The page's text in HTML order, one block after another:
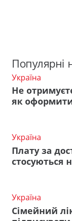
Популярні
Україна
Не
як
Україна
Плату за
стосуються
Україна
Сімейний